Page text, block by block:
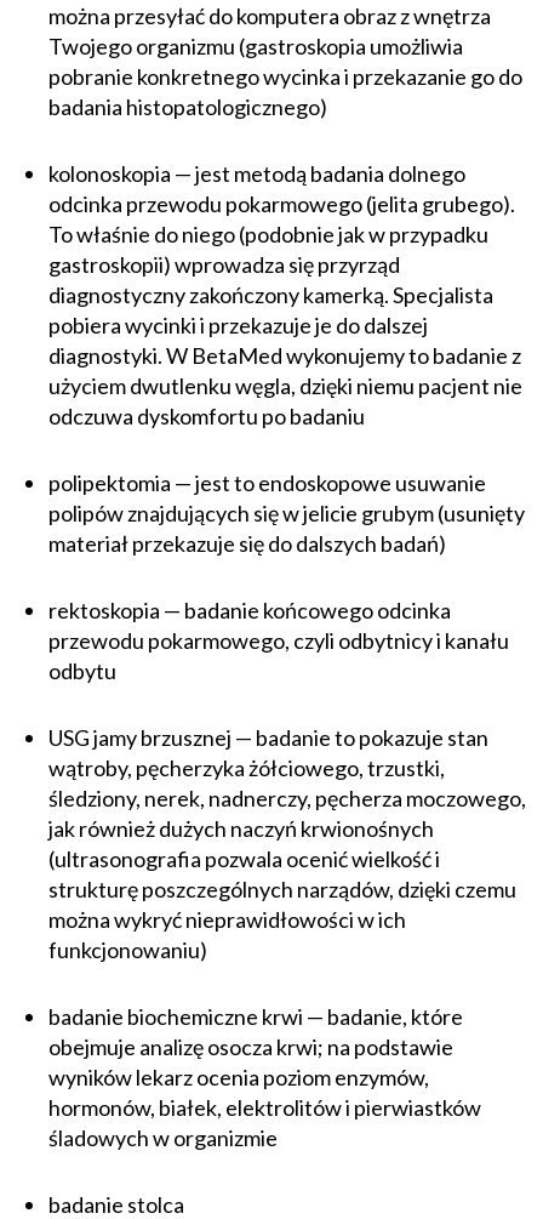
można przesyłać do komputera obraz z wnętrza
Twojego organizmu (gastroskopia umożliwia
pobranie konkretnego wycinka i przekazanie go do
badania histopatologicznego)
kolonoskopia — jest metodą badania dolnego
odcinka przewodu pokarmowego (jelita grubego).
To właśnie do niego (podobnie jak w przypadku
gastroskopii) wprowadza się przyrząd
diagnostyczny zakończony kamerką. Specjalista
pobiera wycinki i przekazuje je do dalszej
diagnostyki. W BetaMed wykonujemy to badanie z
użyciem dwutlenku węgla, dzięki niemu pacjent nie
odczuwa dyskomfortu po badaniu
polipektomia — jest to endoskopowe usuwanie
polipów znajdujących się w jelicie grubym (usunięty
materiał przekazuje się do dalszych badań)
rektoskopia — badanie końcowego odcinka
przewodu pokarmowego, czyli odbytnicy i kanału
odbytu
USG jamy brzusznej — badanie to pokazuje stan
wątroby, pęcherzyka żółciowego, trzustki,
śledziony, nerek, nadnerczy, pęcherza moczowego,
jak również dużych naczyń krwionośnych
(ultrasonografia pozwala ocenić wielkość i
strukturę poszczególnych narządów, dzięki czemu
można wykryć nieprawidłowości w ich
funkcjonowaniu)
badanie biochemiczne krwi — badanie, które
obejmuje analizę osocza krwi; na podstawie
wyników lekarz ocenia poziom enzymów,
hormonów, białek, elektrolitów i pierwiastków
śladowych w organizmie
badanie stolca